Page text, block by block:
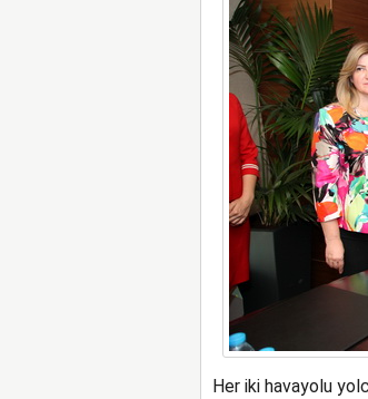
Her iki havayolu